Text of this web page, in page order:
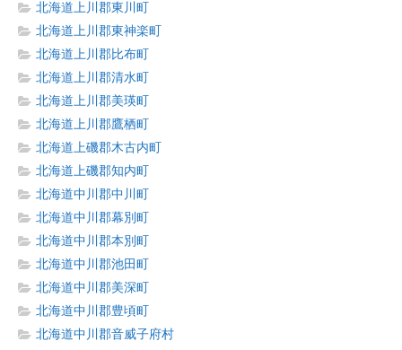
北海道上川郡東川町
北海道上川郡東神楽町
北海道上川郡比布町
北海道上川郡清水町
北海道上川郡美瑛町
北海道上川郡鷹栖町
北海道上磯郡木古内町
北海道上磯郡知内町
北海道中川郡中川町
北海道中川郡幕別町
北海道中川郡本別町
北海道中川郡池田町
北海道中川郡美深町
北海道中川郡豊頃町
北海道中川郡音威子府村